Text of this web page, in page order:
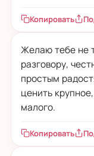
Копировать
Желаю тебе не
разговору,
простым
ценить
малого.
Копировать